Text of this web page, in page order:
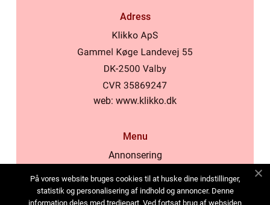
Adress
web: www.klikko.dk
Menu
Annonsering
Cookies
På vores website bruges cookies til at huske dine indstillinger,
statistik og personalisering af indhold og annoncer. Denne
information deles med tredjepart. Ved fortsat brug af websiden